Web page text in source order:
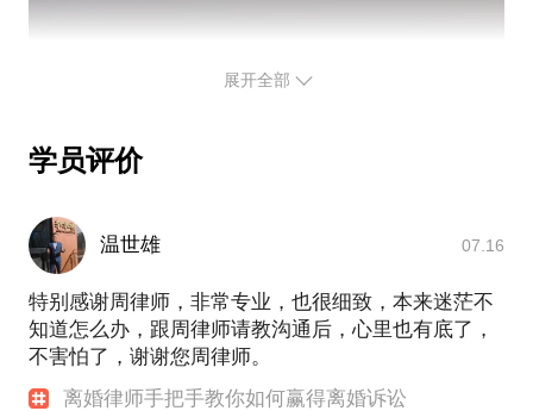
展开全部
学员评价
温世雄 07.16
特别感谢周律师，非常专业，也很细致，本来迷茫不
知道怎么办，跟周律师请教沟通后，心里也有底了，
不害怕了，谢谢您周律师。
离婚律师手把手教你如何赢得离婚诉讼